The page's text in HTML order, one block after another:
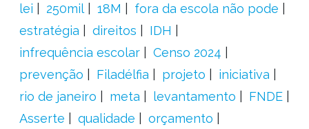
lei
250mil 18M
fora da escola não pode
estratégia
direitos
IDH
infrequência escolar
Censo 2024
prevenção
Filadélfia projeto
iniciativa
rio de janeiro
meta levantamento
FNDE
Asserte
qualidade
orçamento